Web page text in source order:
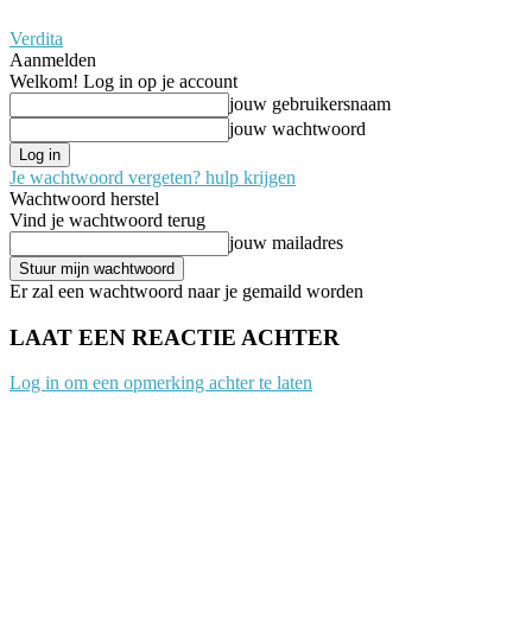
Verdita
Aanmelden
Welkom! Log in op je account
jouw gebruikersnaam
jouw wachtwoord
Je wachtwoord vergeten? hulp krijgen
Wachtwoord herstel
Vind je wachtwoord terug
jouw mailadres
Er zal een wachtwoord naar je gemaild worden
LAAT EEN REACTIE ACHTER
Log in om een opmerking achter te laten